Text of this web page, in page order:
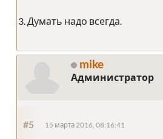
3. Думать надо всегда.
mike
Администратор
#5 15 марта 2016, 08:16:41